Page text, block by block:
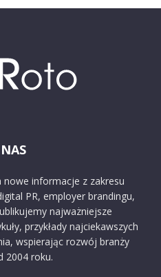
nowe informacje z zakresu
PR, employer brandingu,
najważniejsze
przykłady najciekawszych
wspierając rozwój branży
2004 roku.